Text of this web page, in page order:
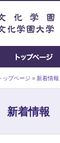
ップページ » 新着情報
新着情報